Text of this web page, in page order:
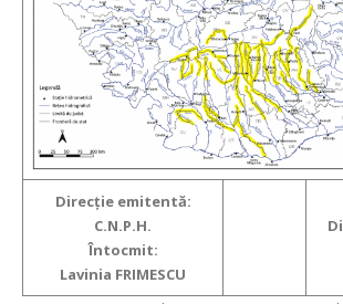
Direcție emitentă:
C.N.P.H.
Întocmit:
Lavinia FRIMESCU